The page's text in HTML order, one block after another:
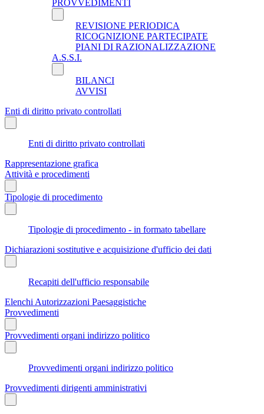
PROVVEDIMENTI
REVISIONE PERIODICA
RICOGNIZIONE PARTECIPATE
PIANI DI RAZIONALIZZAZIONE
A.S.S.I.
BILANCI
AVVISI
Enti di diritto privato controllati
Enti di diritto privato controllati
Rappresentazione grafica
Attività e procedimenti
Tipologie di procedimento
Tipologie di procedimento - in formato tabellare
Dichiarazioni sostitutive e acquisizione d'ufficio dei dati
Recapiti dell'ufficio responsabile
Elenchi Autorizzazioni Paesaggistiche
Provvedimenti
Provvedimenti organi indirizzo politico
Provvedimenti organi indirizzo politico
Provvedimenti dirigenti amministrativi